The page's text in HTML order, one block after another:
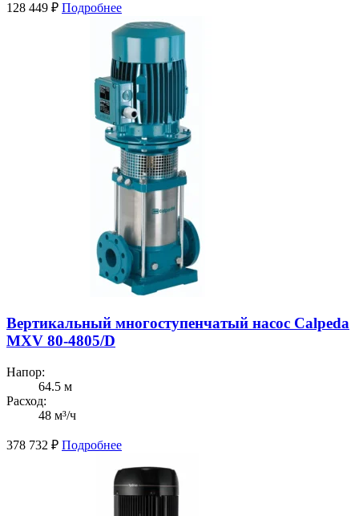
128 449 ₽ Подробнее
Вертикальный многоступенчатый насос Calpeda
MXV 80-4805/D
Напор:
64.5 м
Расход:
48 м³/ч
378 732 ₽ Подробнее